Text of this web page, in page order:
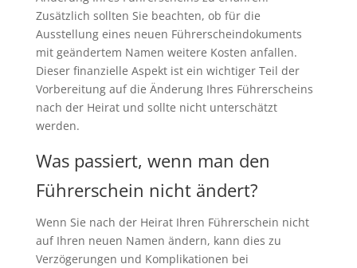
Zusätzlich sollten Sie beachten, ob für die
Ausstellung eines neuen Führerscheindokuments
mit geändertem Namen weitere Kosten anfallen.
Dieser finanzielle Aspekt ist ein wichtiger Teil der
Vorbereitung auf die Änderung Ihres Führerscheins
nach der Heirat und sollte nicht unterschätzt
werden.
Was passiert, wenn man den
Führerschein nicht ändert?
Wenn Sie nach der Heirat Ihren Führerschein nicht
auf Ihren neuen Namen ändern, kann dies zu
Verzögerungen und Komplikationen bei